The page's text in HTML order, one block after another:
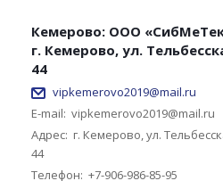
Кемерово: ООО
г. Кемерово, ул.
44
vipkemerovo2019@mail.ru
E-mail: vipkemerovo2019@mail.ru
Адрес: г. Кемерово, ул.
44
Телефон: +7-906-986-85-95